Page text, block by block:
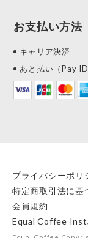
お支払い方法
キャリア決済
あと払い（Pay ID
プライバシーポリ
特定商取引法に基
会員規約
Equal Coffee